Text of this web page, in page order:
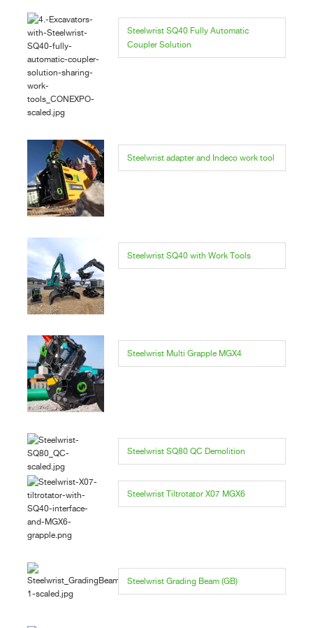
Steelwrist SQ40 Fully Automatic
Coupler Solution
Steelwrist adapter and Indeco work tool
Steelwrist SQ40 with Work Tools
Steelwrist Multi Grapple MGX4
Steelwrist SQ80 QC Demolition
Steelwrist Tiltrotator X07 MGX6
Steelwrist Grading Beam (GB)